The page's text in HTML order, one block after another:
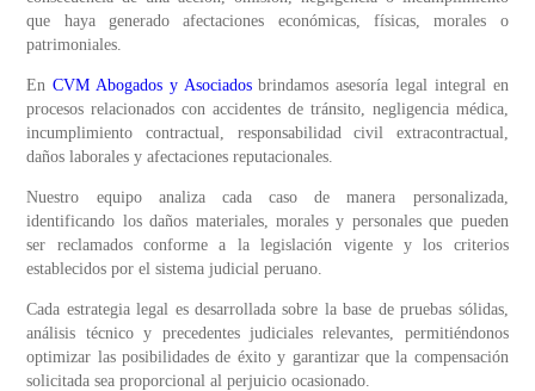
que haya generado afectaciones económicas, físicas, morales o
patrimoniales.
EnCVM Abogados y Asociadosbrindamos asesoría legal integral en
procesos relacionados con accidentes de tránsito, negligencia médica,
incumplimiento contractual, responsabilidad civil extracontractual,
daños laborales y afectaciones reputacionales.
Nuestro equipo analiza cada caso de manera personalizada,
identificando los daños materiales, morales y personales que pueden
ser reclamados conforme a la legislación vigente y los criterios
establecidos por el sistema judicial peruano.
Cada estrategia legal es desarrollada sobre la base de pruebas sólidas,
análisis técnico y precedentes judiciales relevantes, permitiéndonos
optimizar las posibilidades de éxito y garantizar que la compensación
solicitada sea proporcional al perjuicio ocasionado.